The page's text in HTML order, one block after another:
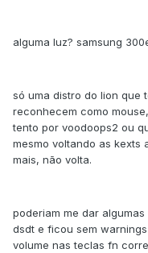
alguma luz? samsung
só uma distro do lion que
reconhecem como
tento por voodoops2 ou
mesmo voltando as kexts
mais, não volta.
poderiam me dar
dsdt e ficou sem
volume nas teclas fn